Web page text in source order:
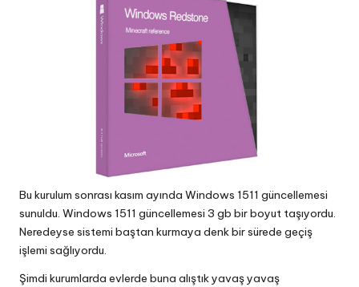
Bu kurulum sonrası kasım ayında Windows 1511 güncellemesi
sunuldu. Windows 1511 güncellemesi 3 gb bir boyut taşıyordu.
Neredeyse sistemi baştan kurmaya denk bir sürede geçiş
işlemi sağlıyordu.
Şimdi kurumlarda evlerde buna alıştık yavaş yavaş